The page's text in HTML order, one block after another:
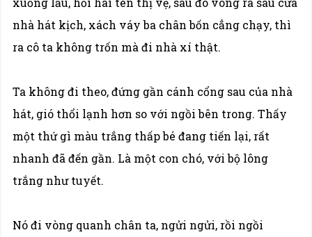
nhà hát kịch, xách váy ba chân bốn cẳng chạy, thì
ra cô ta không trốn mà đi nhà xí thật.
Ta không đi theo, đứng gần cánh cổng sau của nhà
hát, gió thổi lạnh hơn so với ngồi bên trong. Thấy
một thứ gì màu trắng thấp bé đang tiến lại, rất
nhanh đã đến gần. Là một con chó, với bộ lông
trắng như tuyết.
Nó đi vòng quanh chân ta, ngửi ngửi, rồi ngồi